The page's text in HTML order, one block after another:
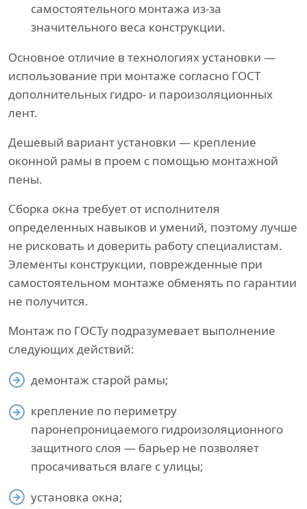
самостоятельного монтажа из-за
значительного веса конструкции.
Основное отличие в технологиях установки —
использование при монтаже согласно ГОСТ
дополнительных гидро- и пароизоляционных
лент.
Дешевый вариант установки — крепление
оконной рамы в проем с помощью монтажной
пены.
Сборка окна требует от исполнителя
определенных навыков и умений, поэтому лучше
не рисковать и доверить работу специалистам.
Элементы конструкции, поврежденные при
самостоятельном монтаже обменять по гарантии
не получится.
Монтаж по ГОСТу подразумевает выполнение
следующих действий:
демонтаж старой рамы;
крепление по периметру
паронепроницаемого гидроизоляционного
защитного слоя — барьер не позволяет
просачиваться влаге с улицы;
установка окна;